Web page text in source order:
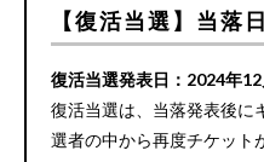
【復活当選】当落
復活当選発表日：2024年12
復活当選は、当落発表後に
選者の中から再度チケット